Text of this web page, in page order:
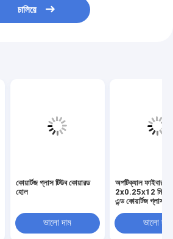
চালিয়ে
কোয়ার্টজ গ্লাস টিউব কোয়ারড
হোল
ভালো দাম
অপটিক্যাল ফাইবার
2x0.25x12 মিমি
এন্ড কোয়ার্টজ গ্লাস
ভালো দাম